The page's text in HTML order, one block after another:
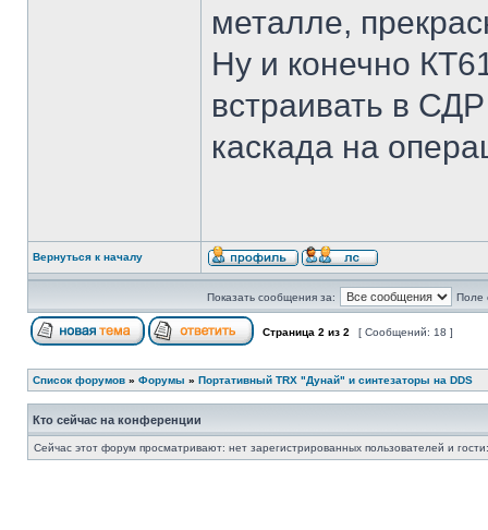
металле,
Ну и конечно
встраивать в
каскада на
Вернуться к началу
Показать сообщения за: Поле
Страница 2 из 2 [ Сообщений: 18 ]
Список форумов » Форумы » Портативный TRX "Дунай" и синтезаторы на DDS
Кто сейчас на конференции
Сейчас этот форум просматривают: нет зарегистрированных пользователей и